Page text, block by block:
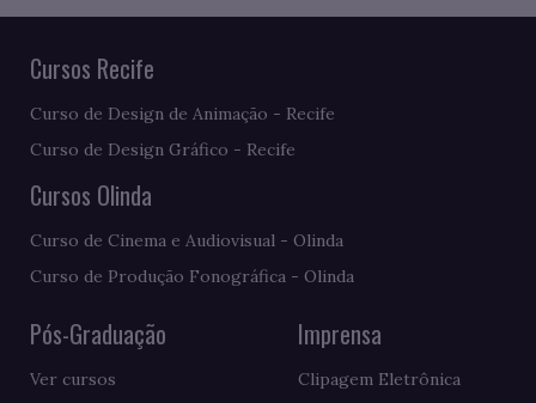
Cursos Recife
Curso de Design de Animação - Recife
Curso de Design Gráfico - Recife
Cursos Olinda
Curso de Cinema e Audiovisual - Olinda
Curso de Produção Fonográfica - Olinda
Pós-Graduação
Ver cursos
Imprensa
Clipagem Eletrônica